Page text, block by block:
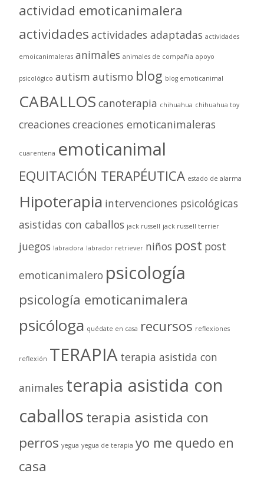
actividad emoticanimalera
actividades actividades adaptadas actividades
emoicanimaleras animales animales de compañia apoyo
psicológico autism autismo blog blog emoticanimal
CABALLOS canoterapia chihuahua chihuahua toy
creaciones creaciones emoticanimaleras
cuarentena emoticanimal
EQUITACIÓN TERAPÉUTICA estado de alarma
Hipoterapia intervenciones psicológicas
asistidas con caballos jack russell jack russell terrier
juegos labradora labrador retriever niños post post
emoticanimalero psicología
psicología emoticanimalera
psicóloga quédate en casa recursos reflexiones
reflexión TERAPIA terapia asistida con
animales terapia asistida con
caballosterapia asistida con
perros yegua yegua de terapia yo me quedo en
casa